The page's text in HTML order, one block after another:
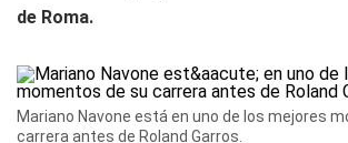
de Roma.
Mariano Navone está en uno de los mejores
carrera antes de Roland Garros.